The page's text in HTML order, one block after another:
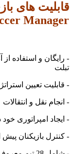
قابلیت های
Manager
- رایگان و استفاده
تبلت
- قابلیت تعیین
- انجام نقل و انتقالات
- ایجاد امپراتوری خود
- کنترل بازیکنان پیش